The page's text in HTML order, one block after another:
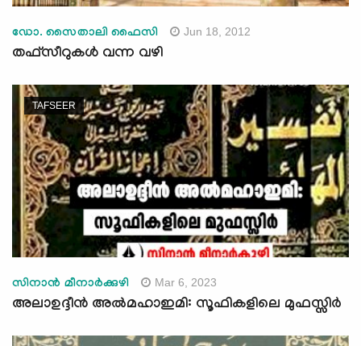
ഡോ. സൈതാലി ഫൈസി Jun 18, 2012
തഫ്‌സീറുകള്‍ വന്ന വഴി
TAFSEER
സിനാൻ മീനാർക്കുഴി Mar 6, 2023
അലാഉദ്ദീൻ അൽമഹാഇമി: സൂഫികളിലെ മുഫസ്സിര്‍